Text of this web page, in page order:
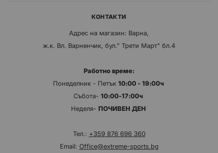
КОНТАКТИ
Адрес на магазин: Варна,
ж.к. Вл. Варненчик, бул." Трети Март" бл.4
Работно време:
Понеделник - Петък 10:00 - 19:00ч
Събота- 10:00-17:00ч
Неделя- ПОЧИВЕН ДЕН
Тел.: +359 876 696 360
Email: Office@extreme-sports.bg